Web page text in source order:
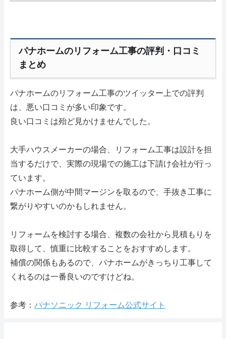
パナホームのリフォーム工事の評判・口コミ
まとめ
パナホームのリフォーム工事のツイッター上での評判
は、悪い口コミが多い印象です。
良い口コミは殆ど見かけませんでした。
大手ハウスメーカーの場合、リフォーム工事は設計を担
当するだけで、実際の現場での施工は下請け会社が行っ
ています。
パナホーム側が中間マージンを取るので、手抜き工事に
繋がりやすいのかもしれません。
リフォームを検討する場合、複数の会社から見積もりを
取得して、慎重に比較することをおすすめします。
補償の関係もあるので、パナホームがきっちり工事して
くれるのは一番良いのですけどね。
参考： パナソニック リフォーム公式サイト